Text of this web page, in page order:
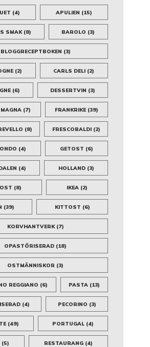
(4) APULIEN (15)
SMAK(8) BAROLO (3)
BLOGGRECEPTBOKEN (3)
(2) CARLS DELI (2)
(6) DESSERTVIN (3)
(7) FRANKRIKE(39)
(8) FRESCOBALDI(2)
(4) GETOST (6)
(4) HOLLAND(3)
(8) IKEA (2)
(39) KITTOST (6)
KORVHANTVERK(7)
OPASTÖRISERAD (18)
OSTMÄNNISKOR (3)
REGGIANO (6) PASTA(13)
(4) PECORINO (3)
(49) PORTUGAL(4)
(5) RESTAURANG (4)